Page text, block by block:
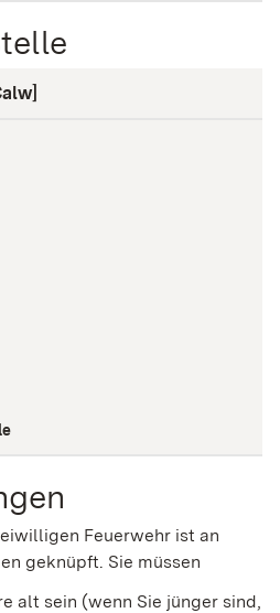
Feuerwehr ist an
geknüpft. Sie müssen
alt sein (wenn Sie jünger sind,